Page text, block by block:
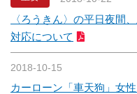
〈ろうきん〉の平日夜間
対応について
2018-10-15
カーローン「車天狗」女